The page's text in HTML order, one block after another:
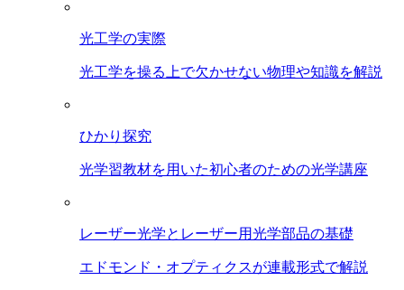
光工学の実際
光工学を操る上で欠かせない物理や知識を解説
ひかり探究
光学習教材を用いた初心者のための光学講座
レーザー光学とレーザー用光学部品の基礎
エドモンド・オプティクスが連載形式で解説